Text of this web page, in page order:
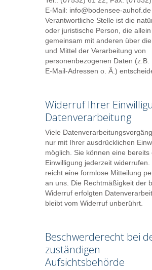
E-Mail: info@bodensee-auhof.de
Verantwortliche Stelle ist die
oder juristische Person, die
gemeinsam mit anderen über
und Mittel der Verarbeitung von
personenbezogenen Daten (z.B.
E-Mail-Adressen o. Ä.)
Widerruf Ihrer
Datenverarbeitung
Viele
nur mit Ihrer ausdrücklichen
möglich. Sie können eine bereits
Einwilligung jederzeit widerrufen.
reicht eine formlose Mitteilung
an uns. Die Rechtmäßigkeit der
Widerruf erfolgten
bleibt vom Widerruf unberührt.
Beschwerderecht bei
zuständigen
Aufsichtsbehörde